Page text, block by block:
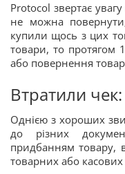
Protocol звертає
не можна
купили щось з цих
товари, то протягом
або повернення
Втратили
Однією з хороших
до різних
придбанням товару,
товарних або касових